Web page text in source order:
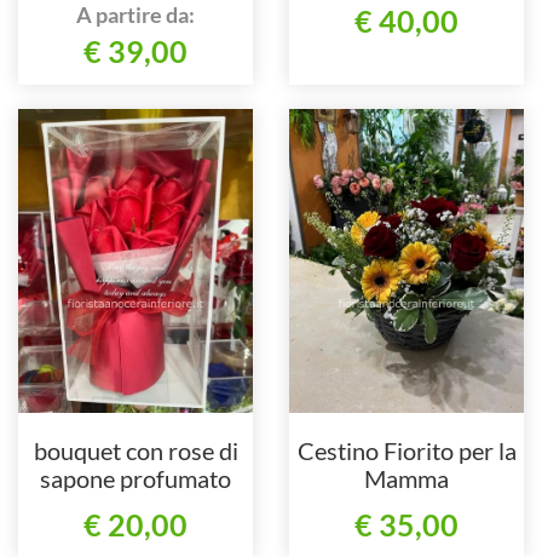
A partire da:
€ 39,00
€ 40,00
bouquet con rose di
sapone profumato
€ 20,00
Cestino Fiorito per la
Mamma
€ 35,00